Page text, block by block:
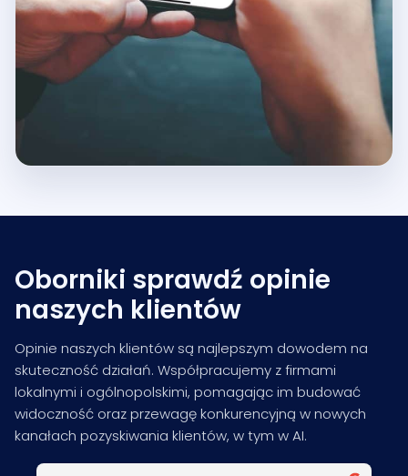
Oborniki sprawdź opinie
naszych klientów
Opinie naszych klientów są najlepszym dowodem na
skuteczność działań. Współpracujemy z firmami
lokalnymi i ogólnopolskimi, pomagając im budować
widoczność oraz przewagę konkurencyjną w nowych
kanałach pozyskiwania klientów, w tym w AI.